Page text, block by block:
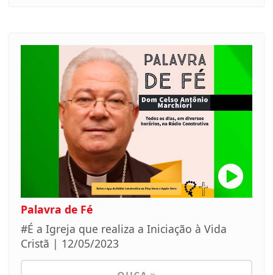
Palavra de Fé
#É a Igreja que realiza a Iniciação à Vida
Cristã | 12/05/2023